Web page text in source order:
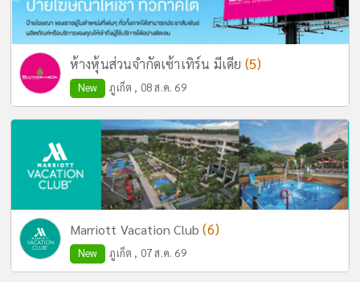
ห้างหุ้นส่วนจำกัดเซ้าเทิร์น มีเดีย (5)
New ภูเก็ต , 08 ส.ค. 69
Marriott Vacation Club(6)
New ภูเก็ต , 07 ส.ค. 69